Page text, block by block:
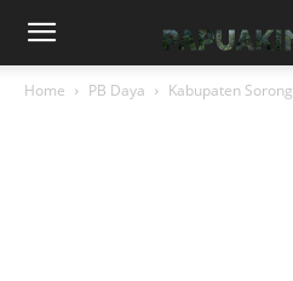
Home PB Daya Kabupaten Sorong